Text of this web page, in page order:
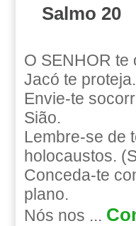
Salmo 20
O SENHOR te
Jacó te proteja.
Envie-te
Sião.
Lembre-se de
holocaustos.
Conceda-te
plano.
Nós nos ...